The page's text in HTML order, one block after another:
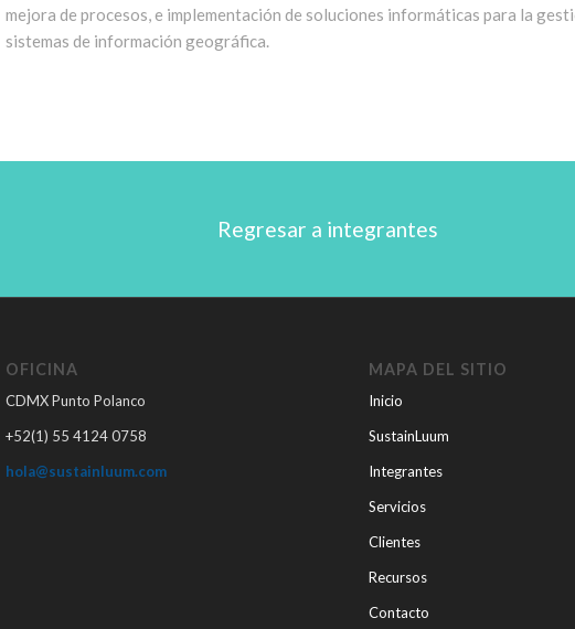
mejora de procesos, e implementación de soluciones informáticas para la
sistemas de información geográfica.
Regresar a integrantes
OFICINA
CDMX Punto Polanco
+52(1) 55 4124 0758
hola@sustainluum.com
MAPA DEL SITIO
Inicio
SustainLuum
Integrantes
Servicios
Clientes
Recursos
Contacto